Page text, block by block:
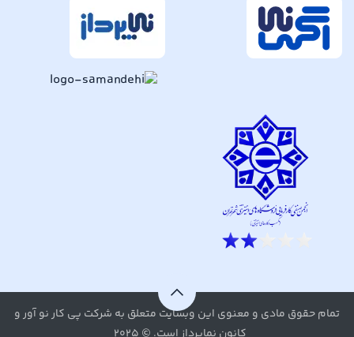
تمام حقوق مادی و معنوی این وبسایت متعلق به شرکت پی کار نو آور و